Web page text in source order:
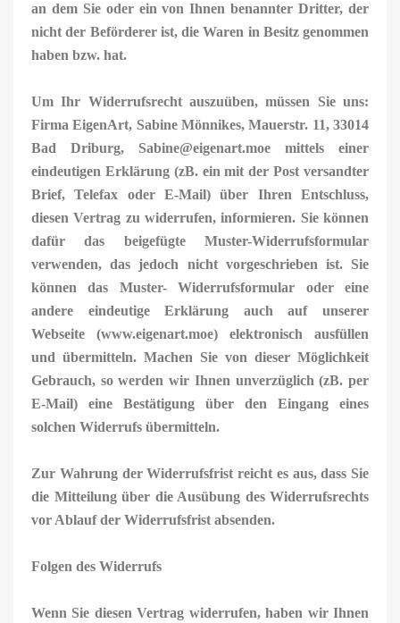
an dem Sie oder ein von Ihnen benannter Dritter, der
nicht der Beförderer ist, die Waren in Besitz genommen
haben bzw. hat.
Um Ihr Widerrufsrecht auszuüben, müssen Sie uns:
Firma EigenArt, Sabine Mönnikes, Mauerstr. 11, 33014
Bad Driburg, Sabine@eigenart.moe mittels einer
eindeutigen Erklärung (zB. ein mit der Post versandter
Brief, Telefax oder E-Mail) über Ihren Entschluss,
diesen Vertrag zu widerrufen, informieren. Sie können
dafür das beigefügte Muster-Widerrufsformular
verwenden, das jedoch nicht vorgeschrieben ist. Sie
können das Muster- Widerrufsformular oder eine
andere eindeutige Erklärung auch auf unserer
Webseite (www.eigenart.moe) elektronisch ausfüllen
und übermitteln. Machen Sie von dieser Möglichkeit
Gebrauch, so werden wir Ihnen unverzüglich (zB. per
E-Mail) eine Bestätigung über den Eingang eines
solchen Widerrufs übermitteln.
Zur Wahrung der Widerrufsfrist reicht es aus, dass Sie
die Mitteilung über die Ausübung des Widerrufsrechts
vor Ablauf der Widerrufsfrist absenden.
Folgen des Widerrufs
Wenn Sie diesen Vertrag widerrufen, haben wir Ihnen